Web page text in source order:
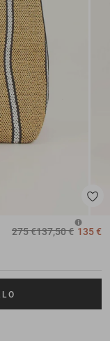
275 €137,50 € 135 €